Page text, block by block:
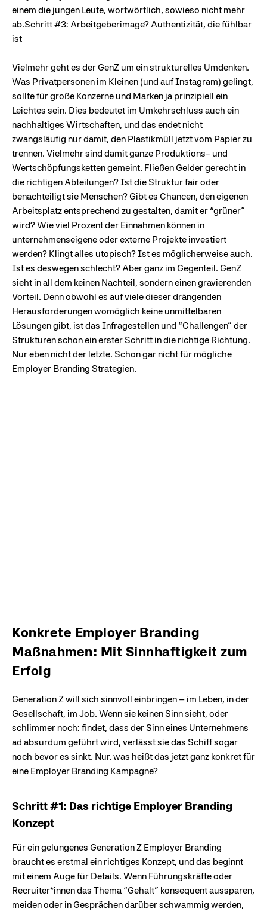
einem die jungen Leute, wortwörtlich, sowieso nicht mehr
ab.Schritt #3: Arbeitgeberimage? Authentizität, die fühlbar
ist
Vielmehr geht es der GenZ um ein strukturelles Umdenken.
Was Privatpersonen im Kleinen (und auf Instagram) gelingt,
sollte für große Konzerne und Marken ja prinzipiell ein
Leichtes sein. Dies bedeutet im Umkehrschluss auch ein
nachhaltiges Wirtschaften, und das endet nicht
zwangsläufig nur damit, den Plastikmüll jetzt vom Papier zu
trennen. Vielmehr sind damit ganze Produktions- und
Wertschöpfungsketten gemeint. Fließen Gelder gerecht in
die richtigen Abteilungen? Ist die Struktur fair oder
benachteiligt sie Menschen? Gibt es Chancen, den eigenen
Arbeitsplatz entsprechend zu gestalten, damit er “grüner”
wird? Wie viel Prozent der Einnahmen können in
unternehmenseigene oder externe Projekte investiert
werden? Klingt alles utopisch? Ist es möglicherweise auch.
Ist es deswegen schlecht? Aber ganz im Gegenteil. GenZ
sieht in all dem keinen Nachteil, sondern einen gravierenden
Vorteil. Denn obwohl es auf viele dieser drängenden
Herausforderungen womöglich keine unmittelbaren
Lösungen gibt, ist das Infragestellen und “Challengen” der
Strukturen schon ein erster Schritt in die richtige Richtung.
Nur eben nicht der letzte. Schon gar nicht für mögliche
Employer Branding Strategien.
Konkrete Employer Branding
Maßnahmen: Mit Sinnhaftigkeit zum
Erfolg
Generation Z will sich sinnvoll einbringen – im Leben, in der
Gesellschaft, im Job. Wenn sie keinen Sinn sieht, oder
schlimmer noch: findet, dass der Sinn eines Unternehmens
ad absurdum geführt wird, verlässt sie das Schiff sogar
noch bevor es sinkt. Nur… was heißt das jetzt ganz konkret für
eine Employer Branding Kampagne?
Schritt #1: Das richtige Employer Branding
Konzept
Für ein gelungenes Generation Z Employer Branding
braucht es erstmal ein richtiges Konzept, und das beginnt
mit einem Auge für Details. Wenn Führungskräfte oder
Recruiter*innen das Thema “Gehalt” konsequent aussparen,
meiden oder in Gesprächen darüber schwammig werden,